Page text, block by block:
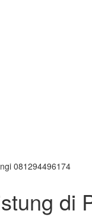
081294496174
di